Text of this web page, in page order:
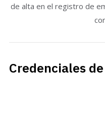
de alta en el registro de
Credenciales